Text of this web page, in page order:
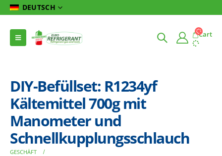
DEUTSCH
Cart
DIY-Befüllset: R1234yf
Kältemittel 700g mit
Manometer und
Schnellkupplungsschlauch
GESCHÄFT